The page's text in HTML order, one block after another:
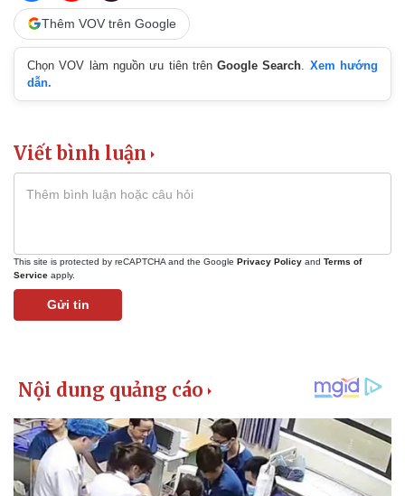
Thêm VOV trên Google
Chọn VOV làm nguồn ưu tiên trênGoogle Search
Xem hướng
dẫn.
Viết bình luận
This site is protected by reCAPTCHA and the Google Privacy Policy and Terms of
Service apply.
Gửi tin